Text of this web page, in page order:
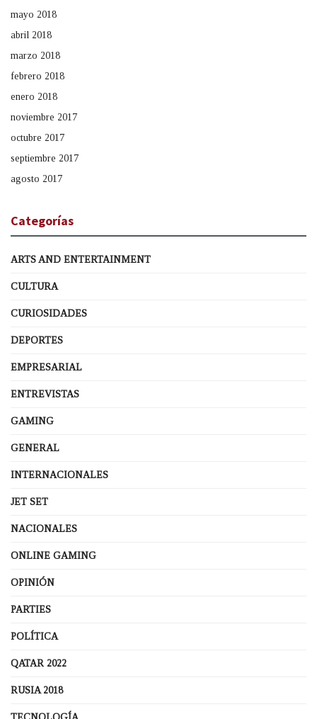
mayo 2018
abril 2018
marzo 2018
febrero 2018
enero 2018
noviembre 2017
octubre 2017
septiembre 2017
agosto 2017
Categorías
ARTS AND ENTERTAINMENT
CULTURA
CURIOSIDADES
DEPORTES
EMPRESARIAL
ENTREVISTAS
GAMING
GENERAL
INTERNACIONALES
JET SET
NACIONALES
ONLINE GAMING
OPINIÓN
PARTIES
POLÍTICA
QATAR 2022
RUSIA 2018